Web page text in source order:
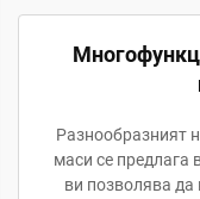
Разнообразният
маси се предлага
ви позволява да